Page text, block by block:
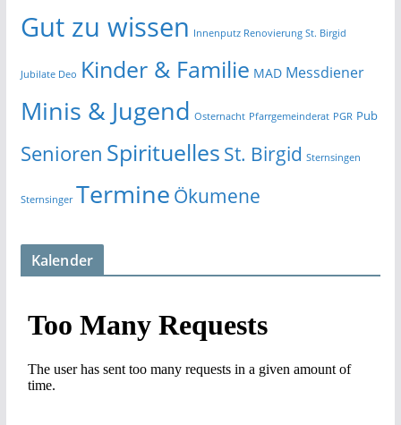
Gut zu wissen Innenputz Renovierung St. Birgid
Jubilate Deo Kinder & Familie MAD Messdiener
Minis & Jugend Osternacht Pfarrgemeinderat PGR Pub
Senioren Spirituelles St. Birgid Sternsingen
Sternsinger Termine Ökumene
Kalender